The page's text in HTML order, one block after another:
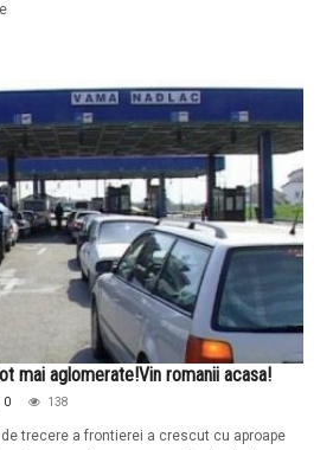
mai aglomerate!Vin romanii acasa!
0 138
trecere a frontierei a crescut cu aproape